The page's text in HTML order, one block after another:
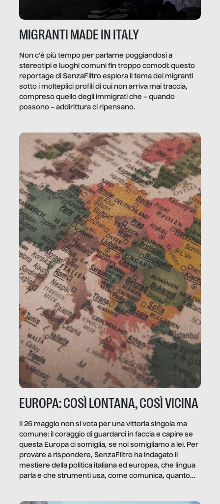
MIGRANTI MADE IN ITALY
Non c’è più tempo per parlarne poggiandosi a
stereotipi e luoghi comuni fin troppo comodi: questo
reportage di SenzaFiltro esplora il tema dei migranti
sotto i molteplici profili di cui non arriva mai traccia,
compreso quello degli immigrati che – quando
possono – addirittura ci ripensano.
EUROPA: COSÌ LONTANA, COSÌ VICINA
Il 26 maggio non si vota per una vittoria singola ma
comune: il coraggio di guardarci in faccia e capire se
questa Europa ci somiglia, se noi somigliamo a lei. Per
provare a rispondere, SenzaFiltro ha indagato il
mestiere della politica italiana ed europea, che lingua
parla e che strumenti usa, come comunica, quanto